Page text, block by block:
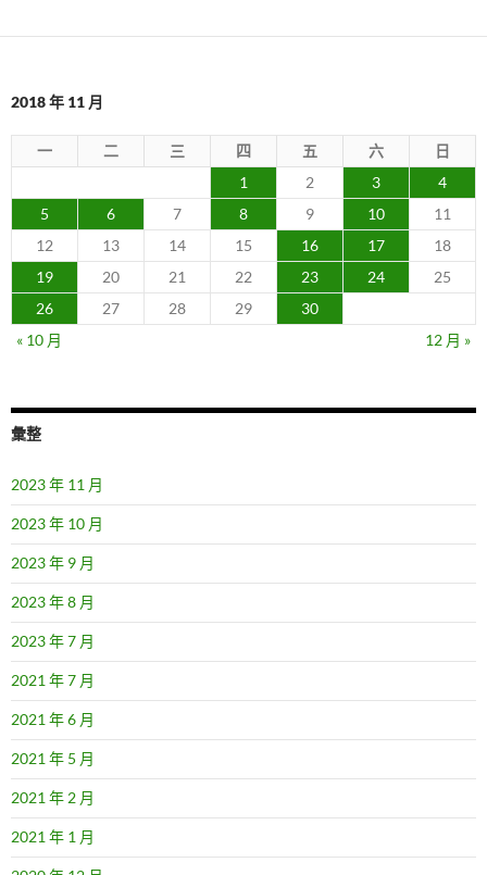
2018 年 11 月
一 二 三 四 五 六
日
1
2 3
4
5
6 7 8 9 10
11
12
13 14 15 16 17
18
19
20 21 22 23 24
25
26
27 28 29
30
« 10 月
12 月 »
彙整
2023 年 11 月
2023 年 10 月
2023 年 9 月
2023 年 8 月
2023 年 7 月
2021 年 7 月
2021 年 6 月
2021 年 5 月
2021 年 2 月
2021 年 1 月